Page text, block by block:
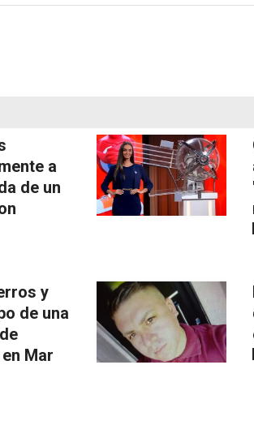
a
de un
y
de una
Mar